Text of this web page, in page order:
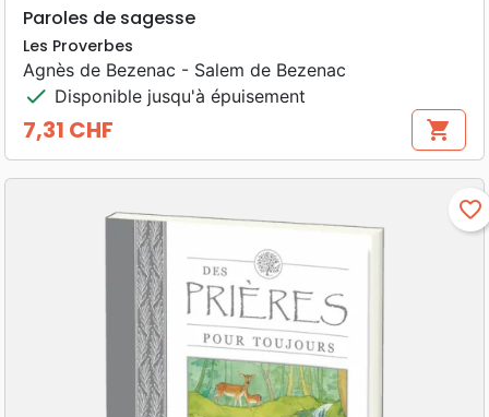
Paroles de sagesse
Les Proverbes
Agnès de Bezenac - Salem de Bezenac
check Disponible jusqu'à épuisement
Prix
7,31 CHF shopping_cart
favorite_border